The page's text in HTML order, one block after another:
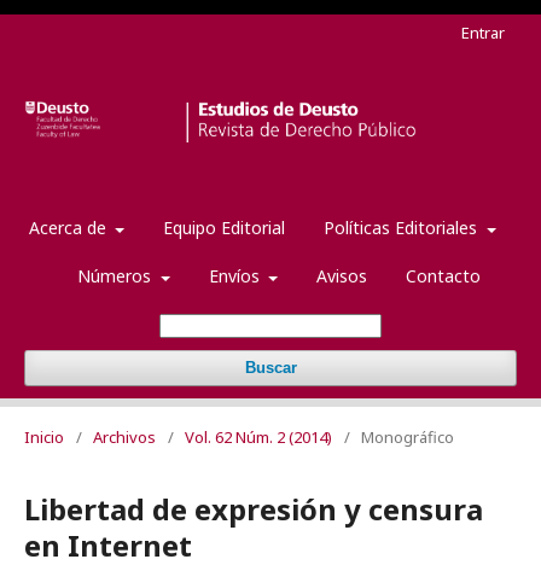
Acerca de Equipo Editorial Políticas Editoriales
Números Envíos Avisos Contacto
Buscar
Entrar
Inicio / Archivos / Vol. 62 Núm. 2 (2014) / Monográfico
Libertad de expresión y censura
en Internet